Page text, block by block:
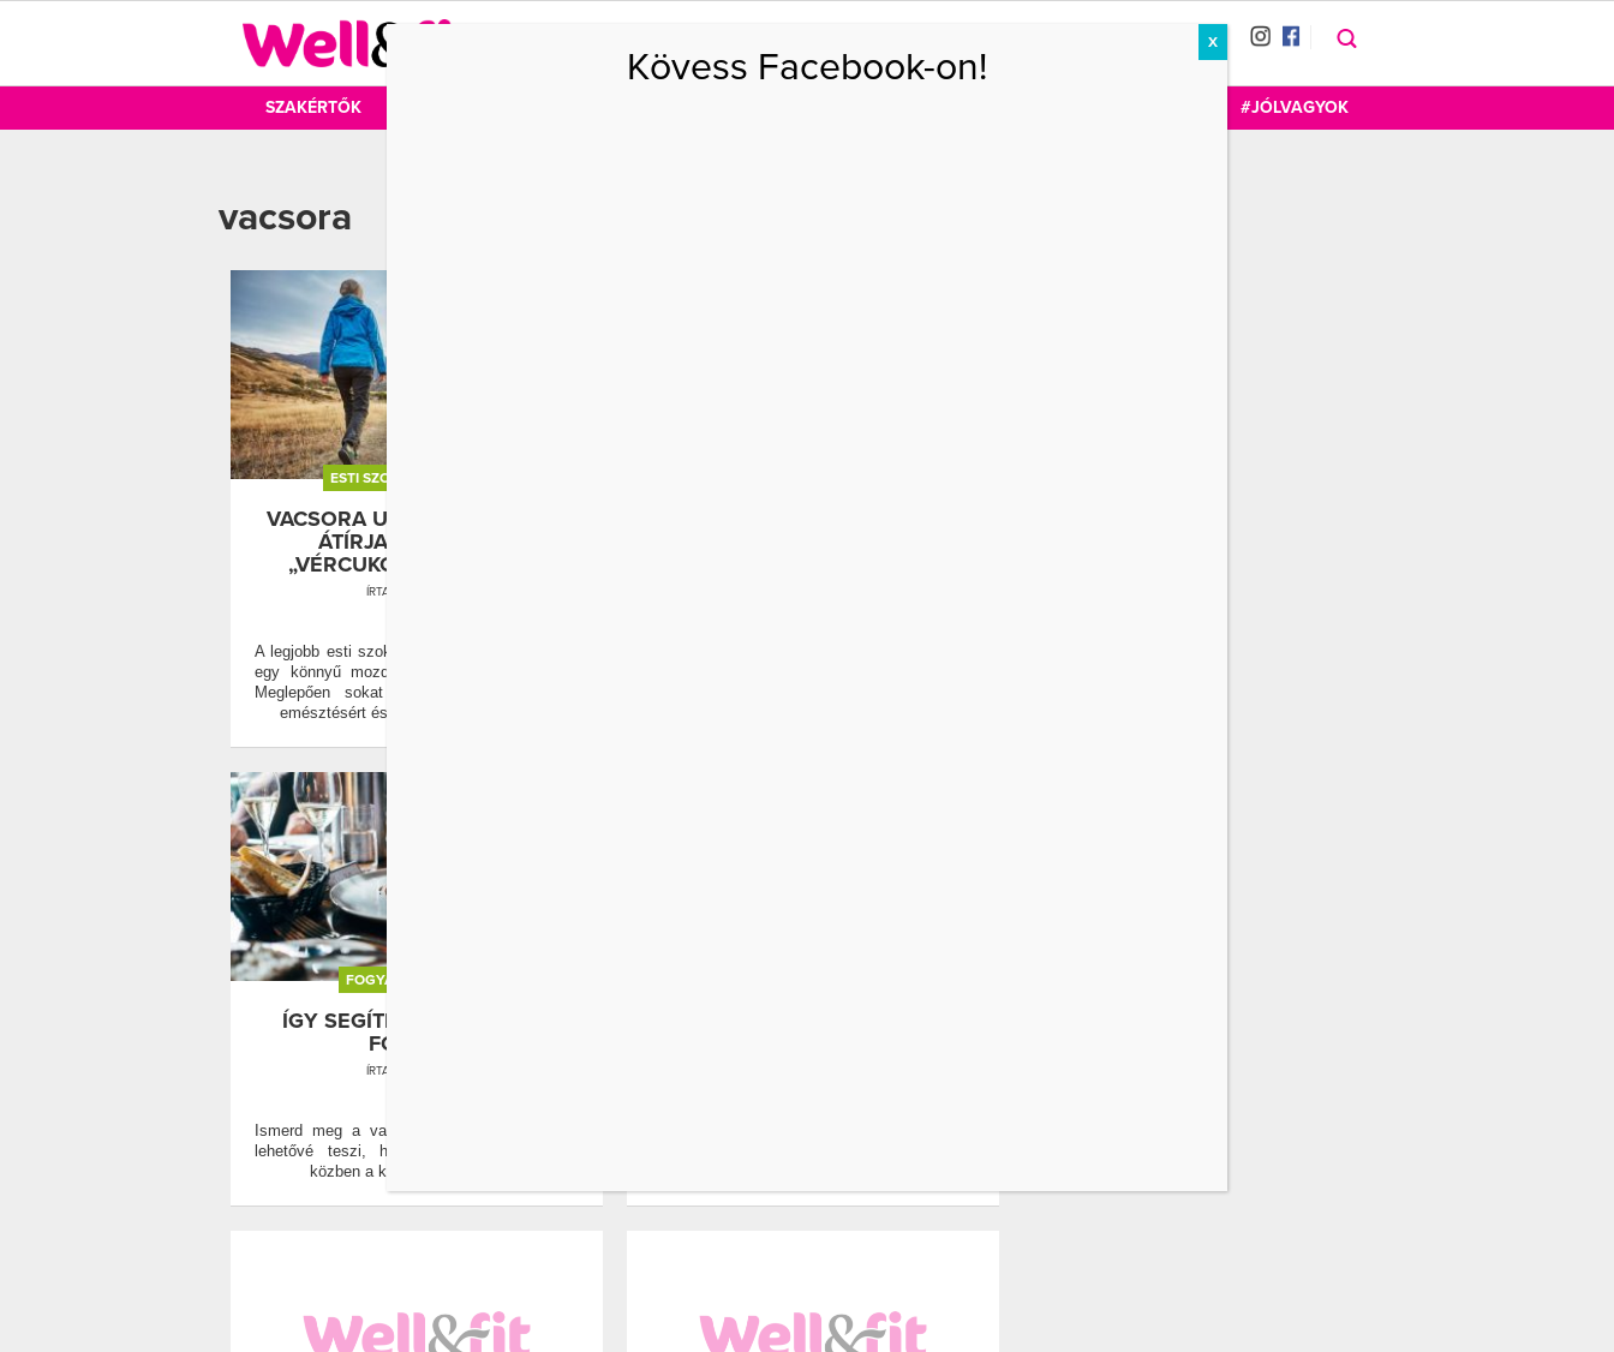
SZAKÉRTŐK #JÓLVAGYOK
vacsora
ESTI SZOKSÁ
VACSORA UTÁN 10 PERC, AMI
ÁTÍRJA A NAPOD: A
„VÉRCUKOR-SÉTA” EREJE
ÍRTA:
A legjobb esti szokás nem a tiltólista, hanem
egy könnyű mozdulat: 10 perc lassú séta.
Meglepően sokat tesz a vércukorért, az
emésztésért és az éjszakai pihenésért.
FOGYÁS
ÍGY SEGÍTI A VACSORÁD A
FOGYÁST
ÍRTA:
Ismerd meg a vacsoradiéta előnyeit, amely
lehetővé teszi, hogy este is étkezz, és
közben a kilókkal is leszámolj.
Kövess Facebook-on!
X